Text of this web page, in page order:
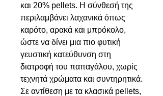
και 20% pellets. Η σύνθεσή της
περιλαμβάνει λαχανικά όπως
καρότο, αρακά και μπρόκολο,
ώστε να δίνει μια πιο φυτική
γευστική κατεύθυνση στη
διατροφή του παπαγάλου, χωρίς
τεχνητά χρώματα και συντηρητικά.
Σε αντίθεση με τα κλασικά pellets,